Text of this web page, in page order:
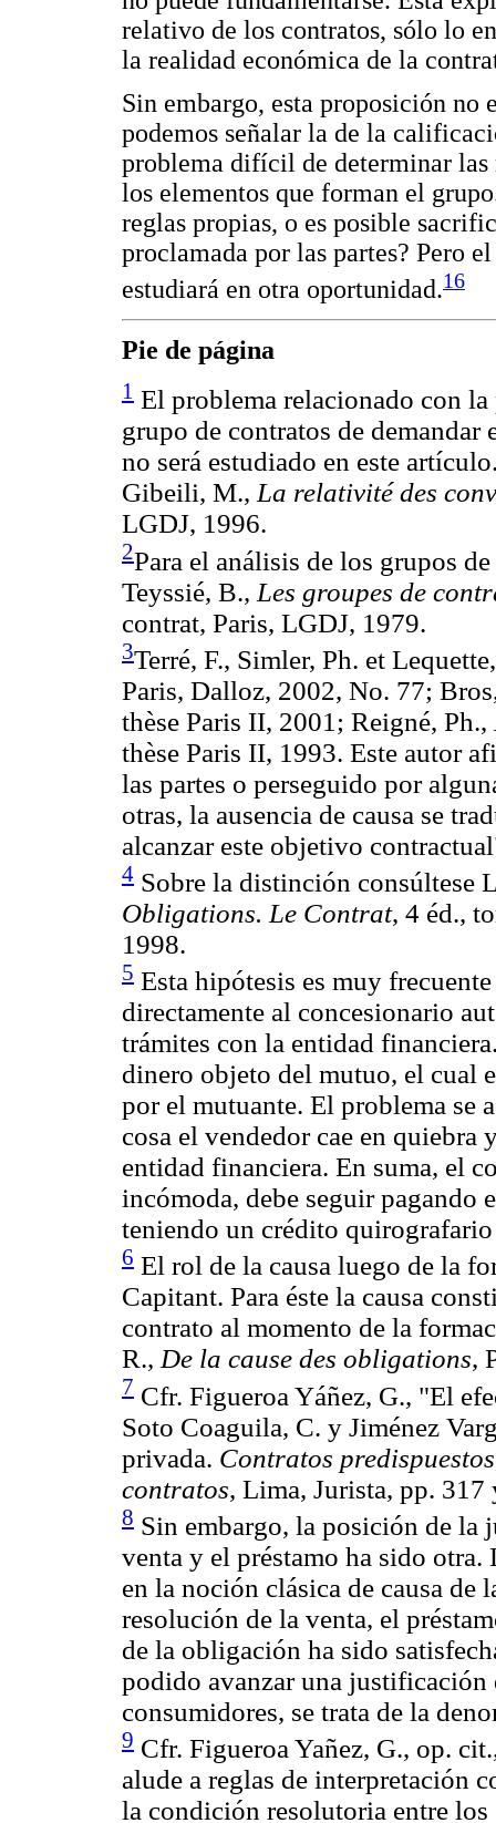
relativo de los contratos, sólo lo
la realidad económica de la
Sin embargo, esta proposición no
podemos señalar la de la
problema difícil de determinar las
los elementos que forman el
reglas propias, o es posible
proclamada por las partes? Pero
estudiará en otra oportunidad.16
Pie de página
1 El problema relacionado con
grupo de contratos de demandar
no será estudiado en este
Gibeili, M., La relativité des
LGDJ, 1996.
2Para el análisis de los grupos
Teyssié, B., Les groupes de
contrat, Paris, LGDJ, 1979.
3Terré, F., Simler, Ph. et
Paris, Dalloz, 2002, No. 77;
thèse Paris II, 2001; Reigné, Ph.,
thèse Paris II, 1993. Este autor
las partes o perseguido por
otras, la ausencia de causa se
alcanzar este objetivo
4 Sobre la distinción consúltese
Obligations. Le Contrat, 4 éd.,
1998.
5 Esta hipótesis es muy
directamente al concesionario
trámites con la entidad
dinero objeto del mutuo, el cual
por el mutuante. El problema se
cosa el vendedor cae en
entidad financiera. En suma, el
incómoda, debe seguir pagando
teniendo un crédito
6 El rol de la causa luego de la
Capitant. Para éste la causa
contrato al momento de la
R.,De la cause des obligations,
7 Cfr. Figueroa Yáñez, G., "El
Soto Coaguila, C. y Jiménez
privada. Contratos
contratos, Lima, Jurista, pp. 317
8 Sin embargo, la posición de la
venta y el préstamo ha sido otra.
en la noción clásica de causa
resolución de la venta, el
de la obligación ha sido
podido avanzar una
consumidores, se trata de la
9 Cfr. Figueroa Yañez, G., op.
alude a reglas de interpretación
la condición resolutoria entre